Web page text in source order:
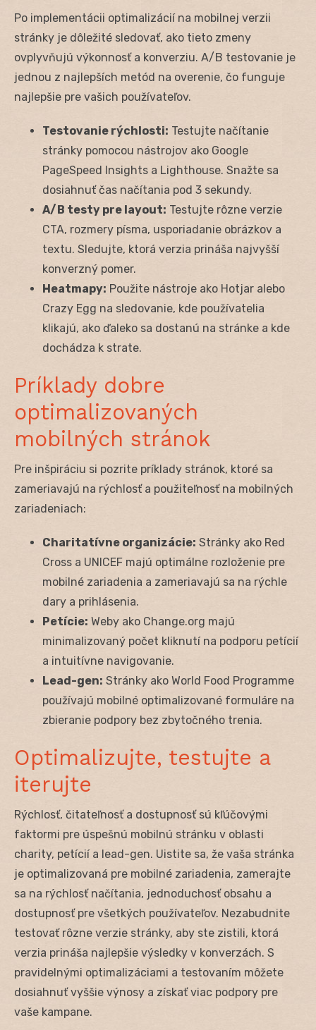
Po implementácii optimalizácií na mobilnej verzii
stránky je dôležité sledovať, ako tieto zmeny
ovplyvňujú výkonnosť a konverziu. A/B testovanie je
jednou z najlepších metód na overenie, čo funguje
najlepšie pre vašich používateľov.
Testovanie rýchlosti: Testujte načítanie
stránky pomocou nástrojov ako Google
PageSpeed Insights a Lighthouse. Snažte sa
dosiahnuť čas načítania pod 3 sekundy.
A/B testy pre layout: Testujte rôzne verzie
CTA, rozmery písma, usporiadanie obrázkov a
textu. Sledujte, ktorá verzia prináša najvyšší
konverzný pomer.
Heatmapy: Použite nástroje ako Hotjar alebo
Crazy Egg na sledovanie, kde používatelia
klikajú, ako ďaleko sa dostanú na stránke a kde
dochádza k strate.
Príklady dobre
optimalizovaných
mobilných stránok
Pre inšpiráciu si pozrite príklady stránok, ktoré sa
zameriavajú na rýchlosť a použiteľnosť na mobilných
zariadeniach:
Charitatívne organizácie: Stránky ako Red
Cross a UNICEF majú optimálne rozloženie pre
mobilné zariadenia a zameriavajú sa na rýchle
dary a prihlásenia.
Petície: Weby ako Change.org majú
minimalizovaný počet kliknutí na podporu petícií
a intuitívne navigovanie.
Lead-gen: Stránky ako World Food Programme
používajú mobilné optimalizované formuláre na
zbieranie podpory bez zbytočného trenia.
Optimalizujte, testujte a
iterujte
Rýchlosť, čitateľnosť a dostupnosť sú kľúčovými
faktormi pre úspešnú mobilnú stránku v oblasti
charity, petícií a lead-gen. Uistite sa, že vaša stránka
je optimalizovaná pre mobilné zariadenia, zamerajte
sa na rýchlosť načítania, jednoduchosť obsahu a
dostupnosť pre všetkých používateľov. Nezabudnite
testovať rôzne verzie stránky, aby ste zistili, ktorá
verzia prináša najlepšie výsledky v konverzách. S
pravidelnými optimalizáciami a testovaním môžete
dosiahnuť vyššie výnosy a získať viac podpory pre
vaše kampane.